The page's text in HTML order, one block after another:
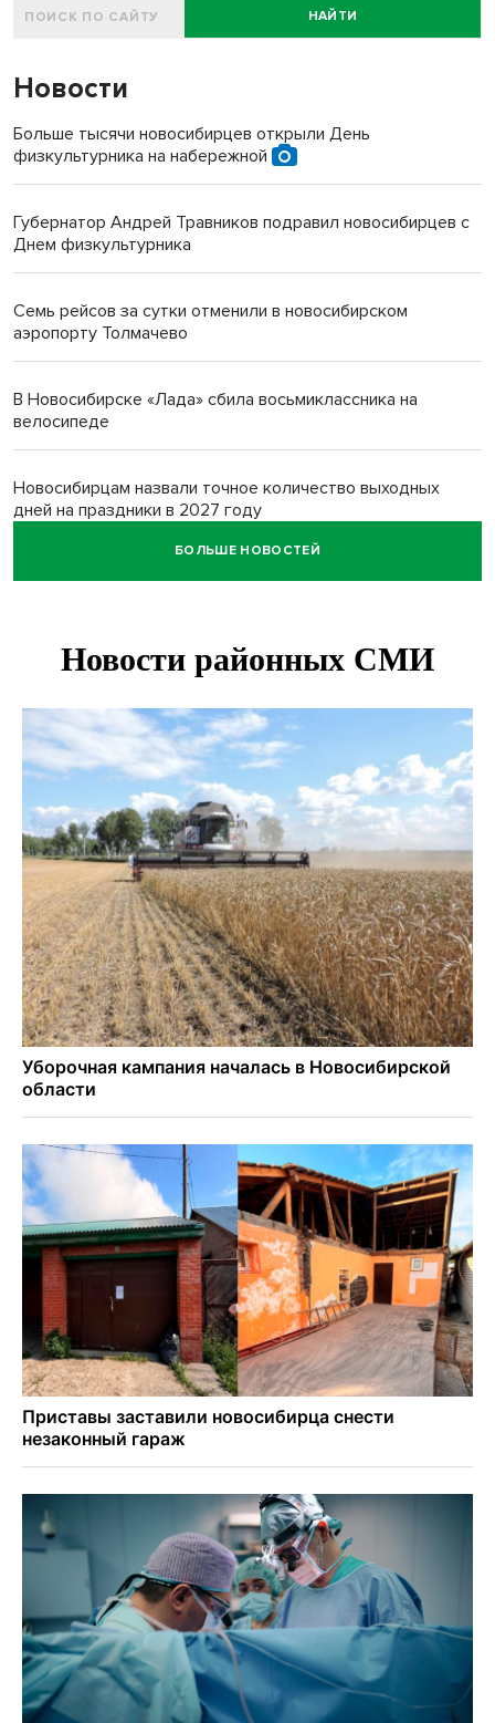
НАЙТИ
Новости
Больше тысячи новосибирцев открыли День
физкультурника на набережной
Губернатор Андрей Травников подравил новосибирцев с
Днем физкультурника
Семь рейсов за сутки отменили в новосибирском
аэропорту Толмачево
В Новосибирске «Лада» сбила восьмиклассника на
велосипеде
Новосибирцам назвали точное количество выходных
дней на праздники в 2027 году
Годовалый ребёнок оказался заперт в автомобиле в
Всем миром: жители новосибирской деревни помогли
Новосибирцам объяснили новые правила сверхурочной
работы
Новосибирский пенсионер насмерть забил тростью
пьющего сына подруги
БОЛЬШЕ НОВОСТЕЙ